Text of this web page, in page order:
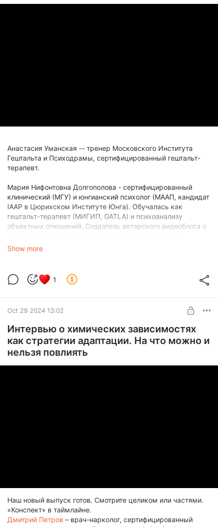
Анастасия Уманская -- тренер Московского Института
Гештальта и Психодрамы, сертифицированный гештальт-
терапевт.
Мария Нифонтовна Долгополова - сертифицированный
клинический (МГУ) и юнгианский психолог (МААП, кандидат
IAAP в Цюрихском Институте Юнга). Обучалась как
гештальт-терапевт (МИГИП, GATLA) и психоанализу
объектных отношений. Создатель авторского видеоблога о
Веду клиентов и группы
Show more
1
Oct 29 2024 13:02
Интервью о химических зависимостях
как стратегии адаптации. На что можно и
нельзя повлиять
Наш новый выпуск готов. Смотрите целиком или частями.
«Конспект» в таймлайне.
Дмитрий Петров – врач-нарколог, сертифицированный